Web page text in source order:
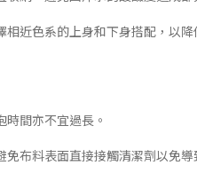
近色系的上身和下身搭配，以
間亦不宜過長。
布料表面直接接觸清潔劑以免導